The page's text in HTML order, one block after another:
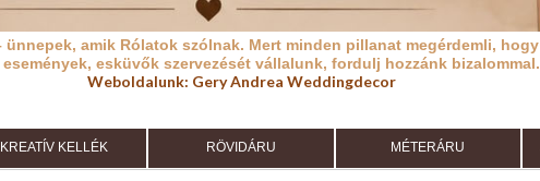
ünnepek, amik Rólatok szólnak. Mert minden pillanat megérdemli,
esküvők szervezését vállalunk, fordulj hozzánk bizalommal.
Weboldalunk: Gery Andrea Weddingdecor
KREATÍV KELLÉK RÖVIDÁRU MÉTERÁRU